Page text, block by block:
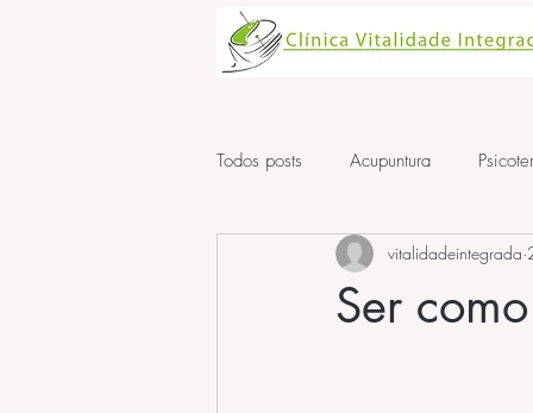
Todos posts Acupuntura
Aula de Acupuntura ansiedade
Ser
vitalidadeintegrada